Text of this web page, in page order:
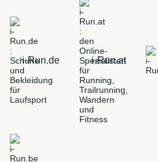
i-Run.de i-Run.at